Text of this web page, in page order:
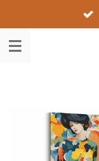
direct
naar